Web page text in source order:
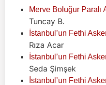
Merve Boluğur Paralı
Tuncay B.
İstanbul’un Fethi
Rıza Acar
İstanbul’un Fethi
Seda Şimşek
İstanbul’un Fethi